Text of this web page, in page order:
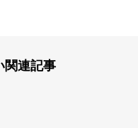
関連記事